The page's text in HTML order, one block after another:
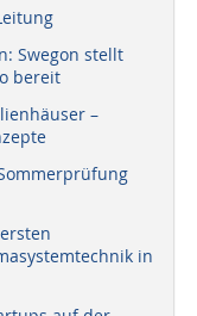
Swegon stellt
bereit
–
in